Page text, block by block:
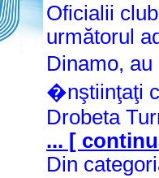
Oficialii
următorul
Dinamo,
�nştiinţaţi
Drobeta
... [
Din